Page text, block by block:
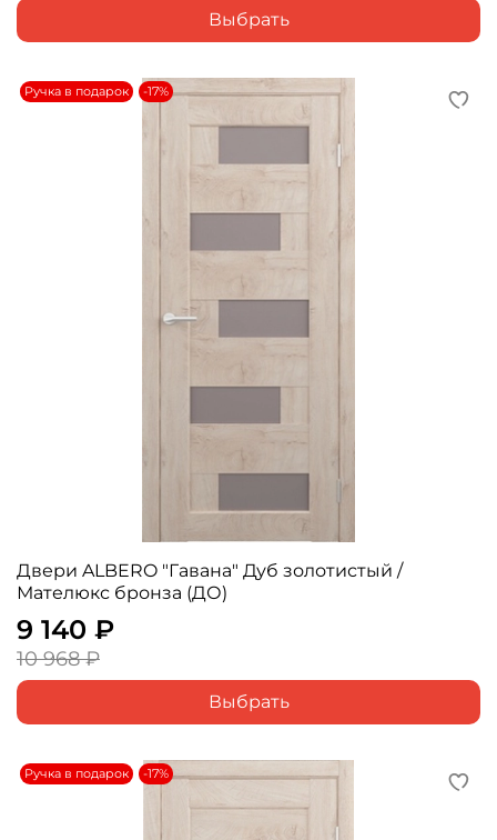
Выбрать
Ручка в подарок -17%
Двери ALBERO "Гавана" Дуб золотистый /
Мателюкс бронза (ДО)
9 140 ₽
10 968 ₽
Выбрать
Ручка в подарок -17%